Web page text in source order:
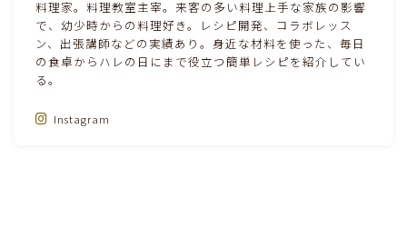
育児徒然
その他徒然
料理家。料理教室主宰。来客の多い料理上手な家族の影響
で、幼少時からの料理好き。レシピ開発、コラボレッス
ン、出張講師などの実績あり。身近な材料を使った、毎日
の食卓からハレの日にまで役立つ簡単レシピを紹介してい
る。
Instagram